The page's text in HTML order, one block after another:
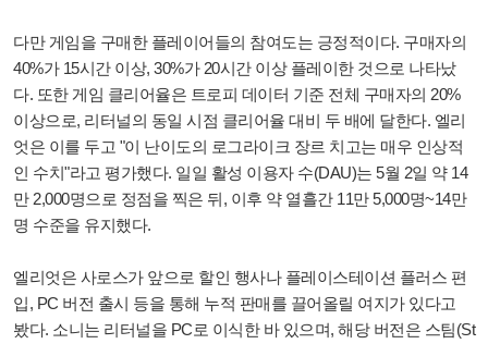
다만 게임을 구매한 플레이어들의 참여도는 긍정적이다. 구매자의
40%가 15시간 이상, 30%가 20시간 이상 플레이한 것으로 나타났
다. 또한 게임 클리어율은 트로피 데이터 기준 전체 구매자의 20%
이상으로, 리터널의 동일 시점 클리어율 대비 두 배에 달한다. 엘리
엇은 이를 두고 "이 난이도의 로그라이크 장르 치고는 매우 인상적
인 수치"라고 평가했다. 일일 활성 이용자 수(DAU)는 5월 2일 약 14
만 2,000명으로 정점을 찍은 뒤, 이후 약 열흘간 11만 5,000명~14만
명 수준을 유지했다.
엘리엇은 사로스가 앞으로 할인 행사나 플레이스테이션 플러스 편
입, PC 버전 출시 등을 통해 누적 판매를 끌어올릴 여지가 있다고
봤다. 소니는 리터널을 PC로 이식한 바 있으며, 해당 버전은 스팀(St